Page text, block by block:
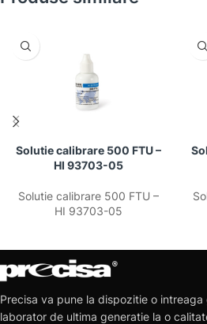
Solutie calibrare 500 FTU –
HI 93703-05
Solutie calibrare 500 FTU –
HI 93703-05
Precisa va pune la dispozitie o
laborator de ultima generatie la o